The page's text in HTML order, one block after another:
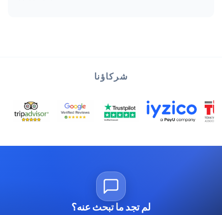
شركاؤنا
لم تجد ما تبحث عنه؟